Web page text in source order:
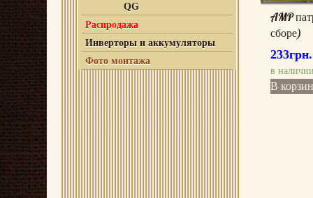
QG
Распродажа
Инверторы и аккумуляторы
Фото монтажа
AMP
сборе)
233грн.
в наличии
В